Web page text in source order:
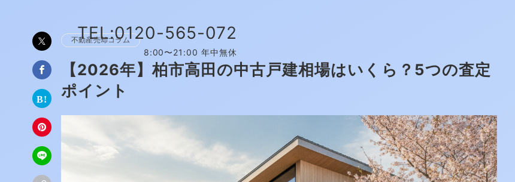
TEL:0120-565-072
8:00〜21:00 年中無休
不動産売却コラム
【2026年】柏市高田の中古戸建相場はいくら？5つの査定
ポイント